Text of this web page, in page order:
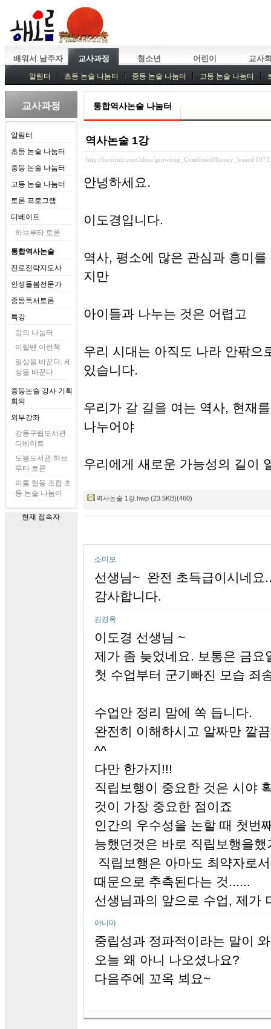
배워서 남주자 교사과정 청소년 어린이 교사
알림터 초등 논술 나눔터 중등 논술 나눔터 고등 논술 나눔터
중등독서토론
특강 중등논술 강사 기획회의 외부강좌
교사과정
알림터
초등 논술 나눔터
중등 논술 나눔터
고등 논술 나눔터
토론 프로그램
디베이트
하브루타 토론
통합역사논술
진로전략지도사
인성돌봄전문가
중등독서토론
특강
강의 나눔터
이럴땐 이런책
일상을 바꾼다, 세
상을 바꾼다
중등논술 강사 기획
회의
외부강좌
강동구립도서관
디베이트
도봉도서관 하브
루타 토론
이룸 협동 조합 초
등 논술 나눔터
현재 접속자
통합역사논술 나눔터
역사논술 1강
http://heorum.com/zbxe/grownup_CombinedHistory_board/
안녕하세요.
이도경입니다.
역사, 평소에 많은 관심과 흥미
지만
아이들과 나누는 것은 어렵고
우리 시대는 아직도 나라 안팎으
있습니다.
우리가 갈 길을 여는 역사, 현재
나누어야
우리에게 새로운 가능성의 길이
역사논술 1강.hwp (23.5KB)(460)
소미모
선생님~ 완전 초득급이시네요
감사합니다.
김경옥
이도경 선생님 ~
제가 좀 늦었네요. 보통은 금
첫 수업부터 군기빠진 모습 죄
수업안 정리 맘에 쏙 듭니다.
완전히 이해하시고 알짜만 깔
^^
다만 한가지!!!
직립보행이 중요한 것은 시야
것이 가장 중요한 점이죠
인간의 우수성을 논할 때 첫번
능했던것은 바로 직립보행을했
직립보행은 아마도 최약자로
때문으로 추측된다는 것......
선생님과의 앞으로 수업, 제가
아니마
중립성과 정파적이라는 말이
오늘 왜 아니 나오셨나요?
다음주에 꼬옥 뵈요~